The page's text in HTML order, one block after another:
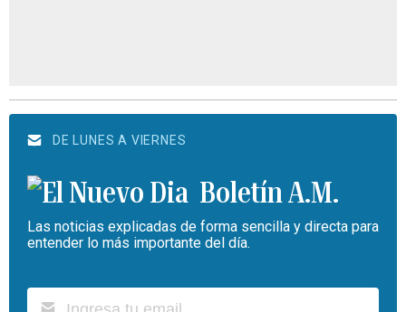
DE LUNES A VIERNES
Boletín A.M.
Las noticias explicadas de forma sencilla y directa para
entender lo más importante del día.